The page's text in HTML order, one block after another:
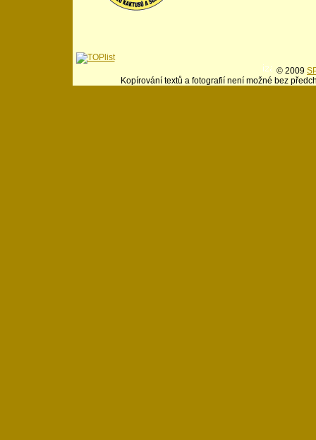
© 2009
Kopírování textů a fotografií není možné bez